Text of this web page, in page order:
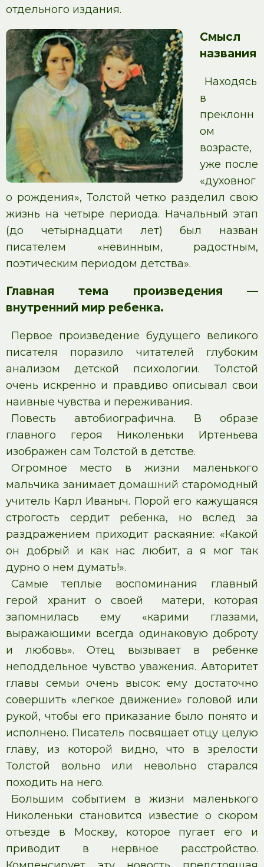
отдельного издания.
Смысл
названия
Находясь
в
преклонн
ом
возрасте,
уже после
«духовног
о рождения», Толстой четко разделил свою
жизнь на четыре периода. Начальный этап
(до четырнадцати лет) был назван
писателем «невинным, радостным,
поэтическим периодом детства».
Главная тема произведения —
внутренний мир ребенка.
Первое произведение будущего великого
писателя поразило читателей глубоким
анализом детской психологии. Толстой
очень искренно и правдиво описывал свои
наивные чувства и переживания.
Повесть автобиографична. В образе
главного героя Николеньки Иртеньева
изображен сам Толстой в детстве.
Огромное место в жизни маленького
мальчика занимает домашний старомодный
учитель Карл Иваныч. Порой его кажущаяся
строгость сердит ребенка, но вслед за
раздражением приходит раскаяние: «Какой
он добрый и как нас любит, а я мог так
дурно о нем думать!».
Самые теплые воспоминания главный
герой хранит о своей матери, которая
запомнилась ему «карими глазами,
выражающими всегда одинаковую доброту
и любовь». Отец вызывает в ребенке
неподдельное чувство уважения. Авторитет
главы семьи очень высок: ему достаточно
совершить «легкое движение» головой или
рукой, чтобы его приказание было понято и
исполнено. Писатель посвящает отцу целую
главу, из которой видно, что в зрелости
Толстой вольно или невольно старался
походить на него.
Большим событием в жизни маленького
Николеньки становится известие о скором
отъезде в Москву, которое пугает его и
приводит в нервное расстройство.